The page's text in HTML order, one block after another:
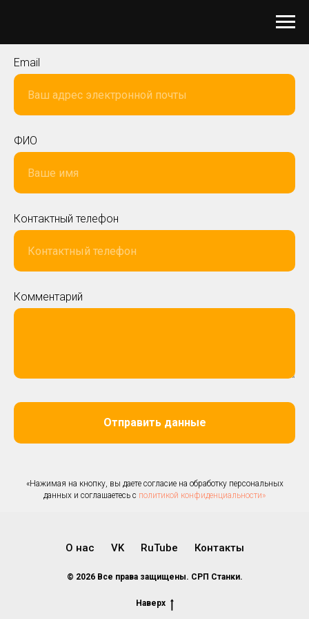
Email
ФИО
Контактный телефон
Комментарий
Отправить данные
«Нажимая на кнопку, вы даете согласие на обработку персональных
данных и соглашаетесь c политикой конфиденциальности»
О нас VK RuTube Контакты
© 2026 Все права защищены. СРП Станки.
Наверх